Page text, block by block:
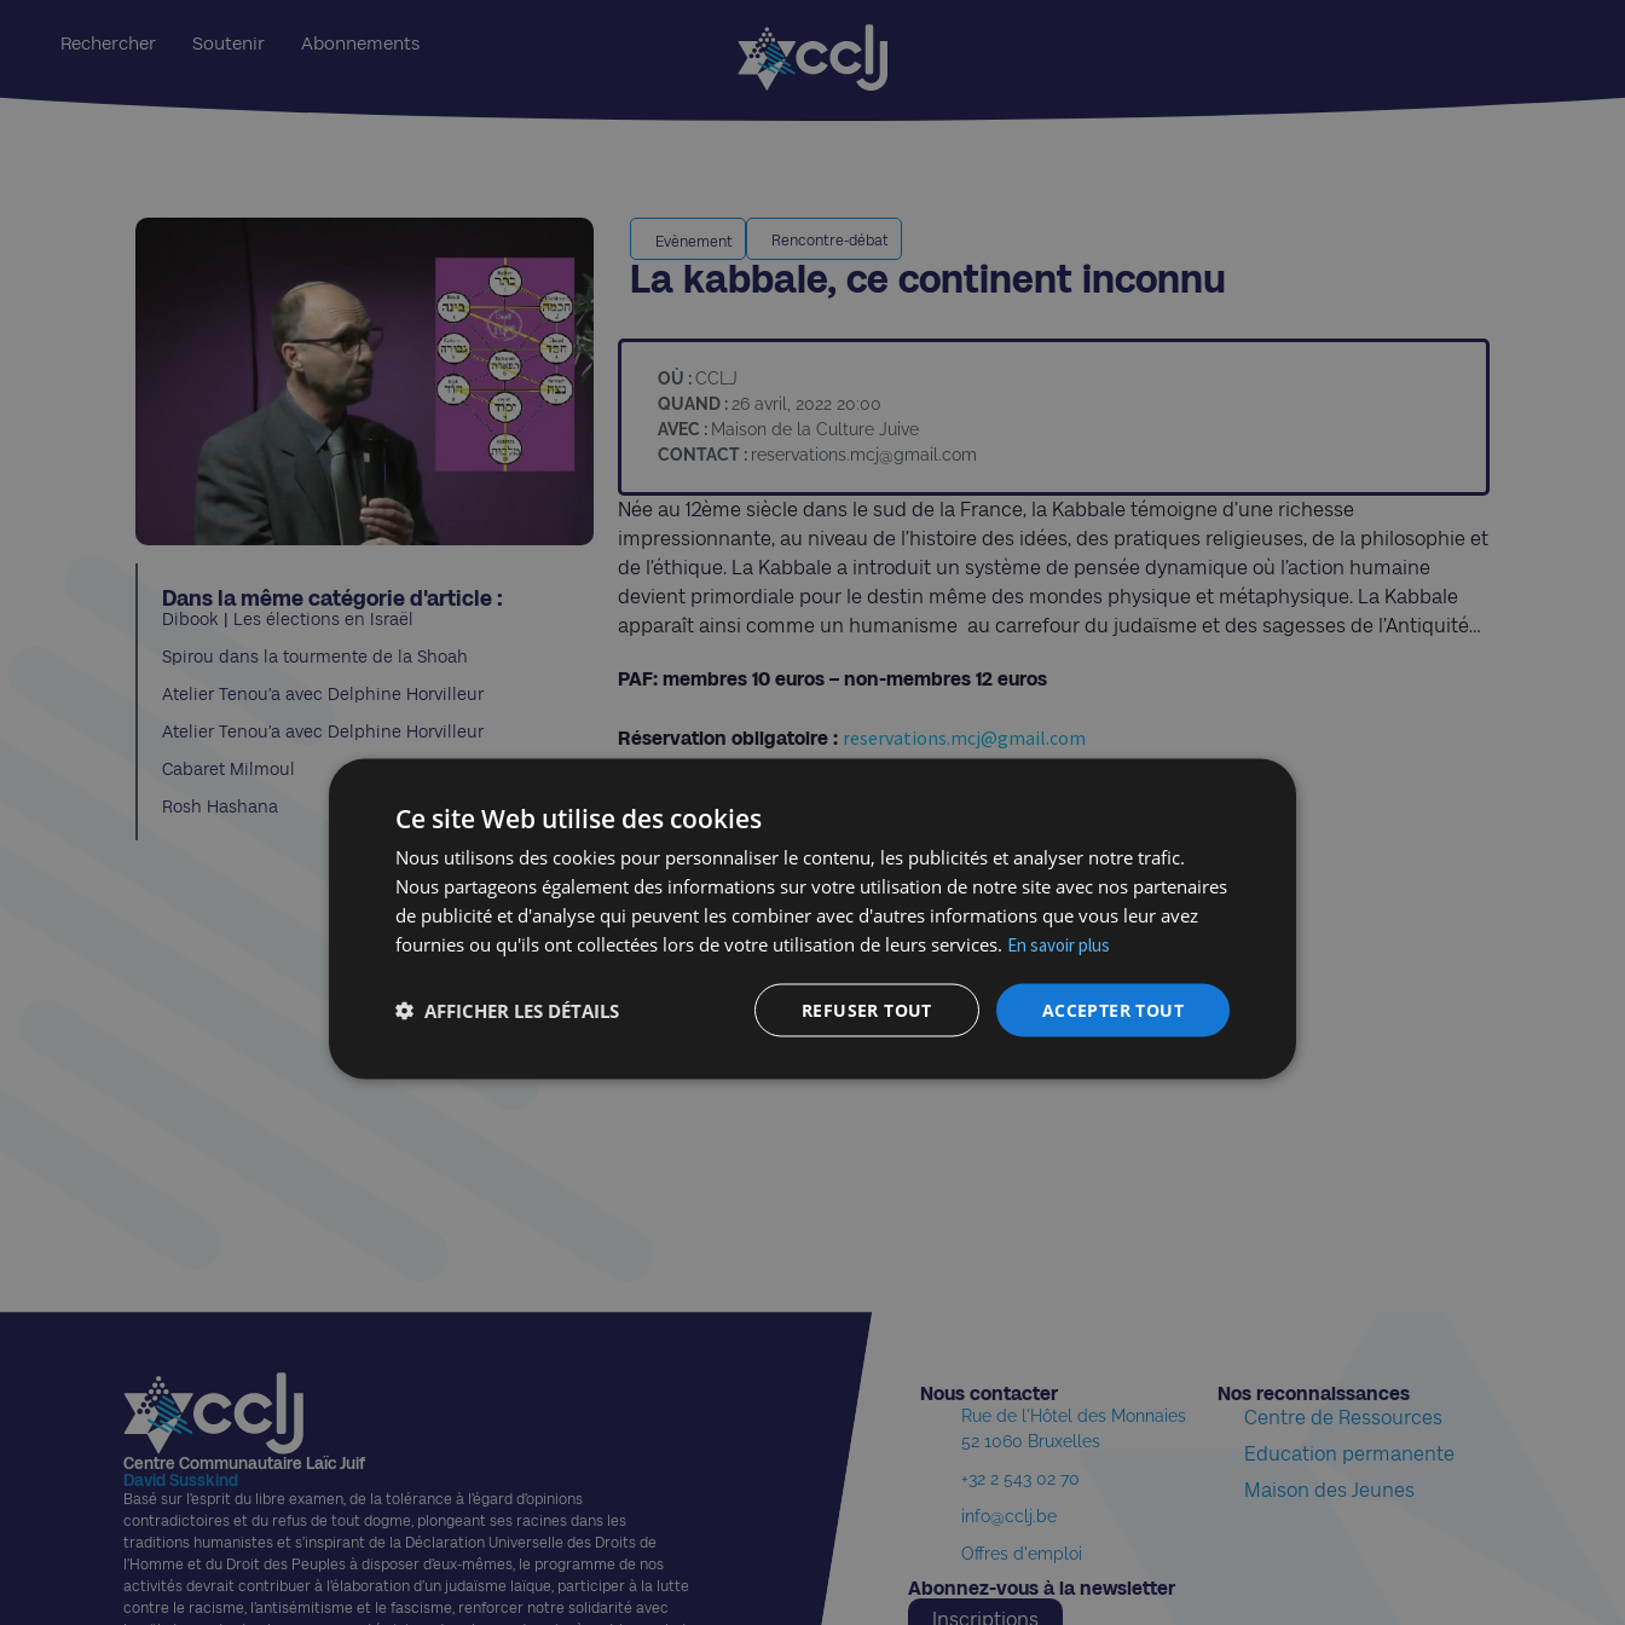
Rechercher Soutenir Abonnements
Dans la même catégorie d'article :
Dibook | Les élections en Israël
Spirou dans la tourmente de la Shoah
Atelier Tenou’a avec Delphine Horvilleur
Atelier Tenou’a avec Delphine Horvilleur
Cabaret Milmoul
Rosh Hashana
Evènement Rencontre-débat
La kabbale, ce continent inconnu
OÙ :CCLJ
QUAND : 26 avril, 2022 20:00
AVEC : Maison de la Culture Juive
CONTACT : reservations.mcj@gmail.com
Née au 12ème siècle dans le sud de la France, la Kabbale témoigne d’une richesse
impressionnante, au niveau de l’histoire des idées, des pratiques religieuses, de la philosophie et
de l’éthique. La Kabbale a introduit un système de pensée dynamique où l’action humaine
devient primordiale pour le destin même des mondes physique et métaphysique. La Kabbale
apparaît ainsi comme un humanisme au carrefour du judaïsme et des sagesses de l’Antiquité…
PAF: membres 10 euros – non-membres 12 euros
Réservation obligatoire : reservations.mcj@gmail.com
Centre Communautaire Laïc Juif
David Susskind
Basé sur l’esprit du libre examen, de la tolérance à l’égard d’opinions
contradictoires et du refus de tout dogme, plongeant ses racines dans les
traditions humanistes et s’inspirant de la Déclaration Universelle des Droits de
l’Homme et du Droit des Peuples à disposer d’eux-mêmes, le programme de nos
activités devrait contribuer à l’élaboration d’un judaïsme laïque, participer à la lutte
contre le racisme, l’antisémitisme et le fascisme, renforcer notre solidarité avec
Nous contacter​
Rue de l'Hôtel des Monnaies
52 1060 Bruxelles
+32 2 543 02 70
info@cclj.be
Offres d'emploi
Nos reconnaissances​
Centre de Ressources
Education permanente
Maison des Jeunes
Abonnez-vous à la newsletter​
Inscriptions
Ce site Web utilise des cookies
Nous utilisons des cookies pour personnaliser le contenu, les publicités et analyser notre trafic.
Nous partageons également des informations sur votre utilisation de notre site avec nos partenaires
de publicité et d'analyse qui peuvent les combiner avec d'autres informations que vous leur avez
fournies ou qu'ils ont collectées lors de votre utilisation de leurs services. En savoir plus
ACCEPTER TOUT
REFUSER TOUT
AFFICHER LES DÉTAILS